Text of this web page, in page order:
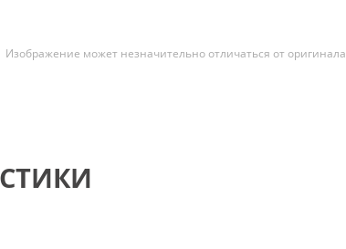
Изображение может незначительно отличаться от оригинала